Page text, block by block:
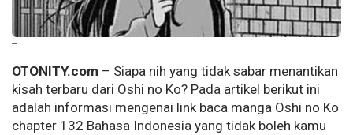
--
OTONITY.com – Siapa nih yang tidak sabar menantikan
kisah terbaru dari Oshi no Ko? Pada artikel berikut ini
adalah informasi mengenai link baca manga Oshi no Ko
chapter 132 Bahasa Indonesia yang tidak boleh kamu